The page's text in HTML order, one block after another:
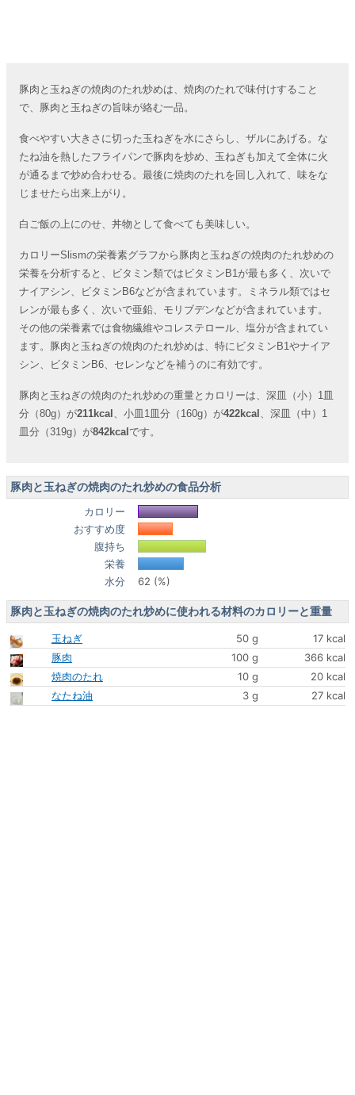
豚肉と玉ねぎの焼肉のたれ炒めは、焼肉のたれで味付けすること
で、豚肉と玉ねぎの旨味が絡む一品。
食べやすい大きさに切った玉ねぎを水にさらし、ザルにあげる。な
たね油を熱したフライパンで豚肉を炒め、玉ねぎも加えて全体に火
が通るまで炒め合わせる。最後に焼肉のたれを回し入れて、味をな
じませたら出来上がり。
白ご飯の上にのせ、丼物として食べても美味しい。
カロリーSlismの栄養素グラフから豚肉と玉ねぎの焼肉のたれ炒めの
栄養を分析すると、ビタミン類ではビタミンB1が最も多く、次いで
ナイアシン、ビタミンB6などが含まれています。ミネラル類ではセ
レンが最も多く、次いで亜鉛、モリブデンなどが含まれています。
その他の栄養素では食物繊維やコレステロール、塩分が含まれてい
ます。豚肉と玉ねぎの焼肉のたれ炒めは、特にビタミンB1やナイア
シン、ビタミンB6、セレンなどを補うのに有効です。
豚肉と玉ねぎの焼肉のたれ炒めの重量とカロリーは、深皿（小）1皿
分（80g）が211kcal 、小皿1皿分（160g）が422kcal 、深皿（中）1
皿分（319g）が842kcal です。
豚肉と玉ねぎの焼肉のたれ炒めの食品分析
カロリー
おすすめ度
腹持ち
栄養
水分
62 (%)
豚肉と玉ねぎの焼肉のたれ炒めに使われる材料のカロリーと重量
玉ねぎ 50 g
17 kcal
豚肉
100 g
366 kcal
焼肉のたれ
10 g
20 kcal
なたね油
3 g 27 kcal